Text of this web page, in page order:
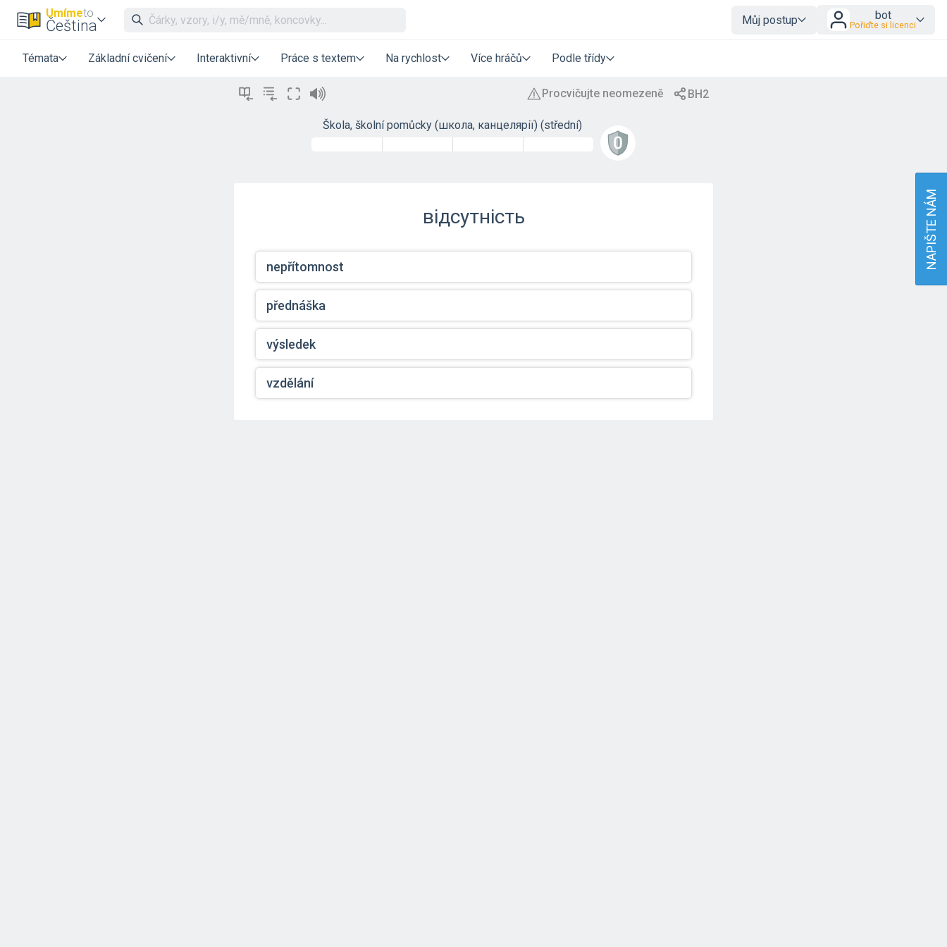
Umímeto
Čeština Můj postup bot
Pořiďte si licenci
Témata Základní cvičení Interaktivní Práce s textem Na rychlost Více hráčů Podle třídy
Škola, školní pomůcky (школа, канцелярії) (střední)
відсутність
nepřítomnost
přednáška
výsledek
vzdělání
NAPIŠTE NÁM